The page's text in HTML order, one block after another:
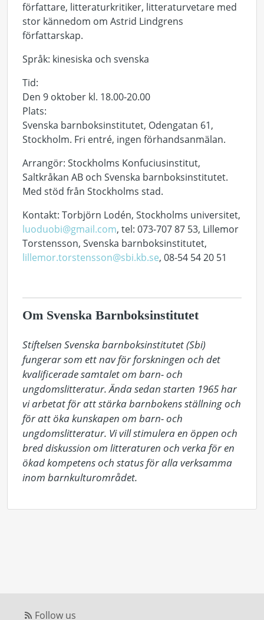
författare, litteraturkritiker, litteraturvetare med
stor kännedom om Astrid Lindgrens
författarskap.
Språk: kinesiska och svenska
Tid:
Den 9 oktober kl. 18.00-20.00
Plats:
Svenska barnboksinstitutet, Odengatan 61,
Stockholm. Fri entré, ingen förhandsanmälan.
Arrangör: Stockholms Konfuciusinstitut,
Saltkråkan AB och Svenska barnboksinstitutet.
Med stöd från Stockholms stad.
Kontakt: Torbjörn Lodén, Stockholms universitet,
luoduobi@gmail.com, tel: 073-707 87 53, Lillemor
Torstensson, Svenska barnboksinstitutet,
lillemor.torstensson@sbi.kb.se, 08-54 54 20 51
Om Svenska Barnboksinstitutet
Stiftelsen Svenska barnboksinstitutet (Sbi)
fungerar som ett nav för forskningen och det
kvalificerade samtalet om barn- och
ungdomslitteratur. Ända sedan starten 1965 har
vi arbetat för att stärka barnbokens ställning och
för att öka kunskapen om barn- och
ungdomslitteratur. Vi vill stimulera en öppen och
bred diskussion om litteraturen och verka för en
ökad kompetens och status för alla verksamma
inom barnkulturområdet.
Follow us